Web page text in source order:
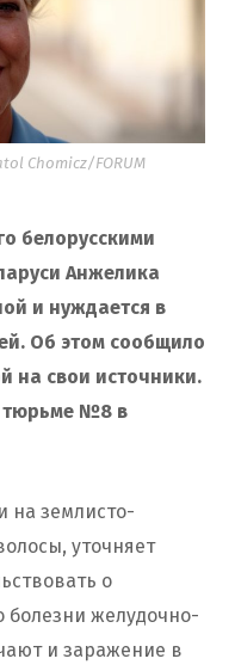
Chomicz/FORUM
белорусскими
Анжелика
и нуждается в
Об этом сообщило
на свои источники.
тюрьме №8 в
на землисто-
уточняет
о
болезни желудочно-
и заражение в